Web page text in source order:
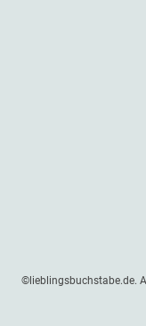
©lieblingsbuchstabe.de.